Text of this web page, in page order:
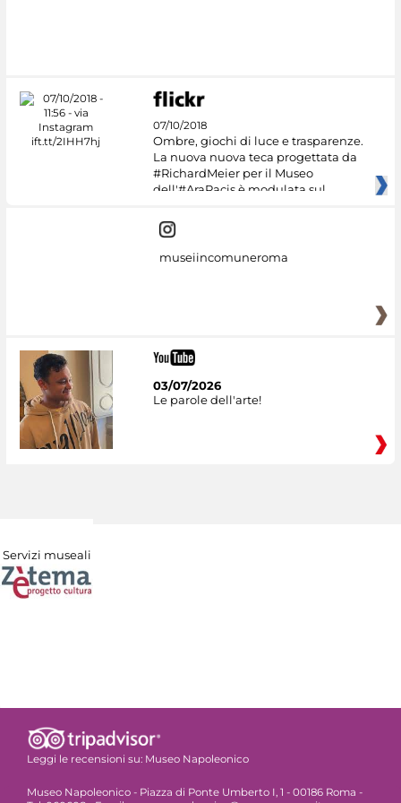
07/10/2018
Ombre, giochi di luce e trasparenze.
La nuova nuova teca progettata da
#RichardMeier per il Museo
dell'#AraPacis è modulata sul
museiincomuneroma
03/07/2026
Le parole dell'arte!
Servizi museali
Leggi le recensioni su: Museo Napoleonico
Museo Napoleonico - Piazza di Ponte Umberto I, 1 - 00186 Roma -